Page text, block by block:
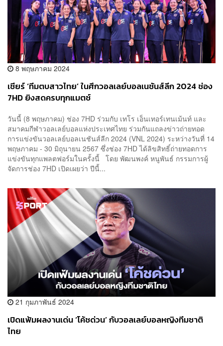
8 พฤษภาคม 2024
เชียร์ ‘ทีมตบสาวไทย’ ในศึกวอลเลย์บอลเนชันส์ลีก 2024 ช่อง
7HD ยิงสดครบทุกแมตช์
วันนี้ (8 พฤษภาคม) ช่อง 7HD ร่วมกับ เทโร เอ็นเทอร์เทนเม้นท์ และ
สมาคมกีฬาวอลเลย์บอลแห่งประเทศไทย ร่วมกันแถลงข่าวถ่ายทอด
การแข่งขันวอลเลย์บอลเนชันส์ลีก 2024 (VNL 2024) ระหว่างวันที่ 14
พฤษภาคม - 30 มิถุนายน 2567 ซึ่งช่อง 7HD ได้ลิขสิทธิ์ถ่ายทอดการ
แข่งขันทุกแพลตฟอร์มในครั้งนี้ โดย พัฒนพงค์ หนูพันธ์ กรรมการผู้
จัดการช่อง 7HD เปิดเผยว่า ปีนี้...
21 กุมภาพันธ์ 2024
เปิดแฟ้มผลงานเด่น ‘โค้ชด่วน’ กับวอลเลย์บอลหญิงทีมชาติ
ไทย